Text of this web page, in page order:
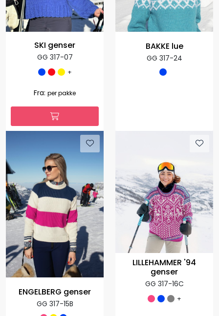
SKI genser
GG 317-07
+
Fra: per pakke
BAKKE lue
GG 317-24
ENGELBERG genser
GG 317-15B
LILLEHAMMER '94
genser
GG 317-16C
+